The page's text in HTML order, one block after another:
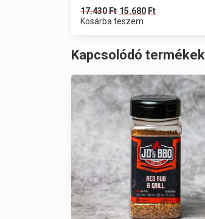
17.430Ft 15.680 Ft
Kosárba teszem
Kapcsolódó termékek